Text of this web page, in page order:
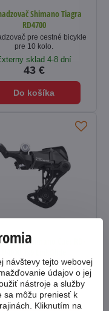
Shimano Tiagra
RD4700
pre cestné bicykle
pre 10 kolo.
sklad 4-8 dní
43 €
Do košíka
Shimano Cues RD-
Shimano Cues
pre prevody 1x9.
sklad 4-8 dní
49 €
návštevy tejto webovej
údajov o jej
nástroje a služby
sa môžu preniesť k
Kliknutím na